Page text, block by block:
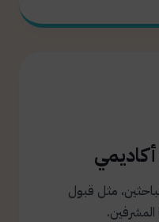
مثل قبول
المشرفين.